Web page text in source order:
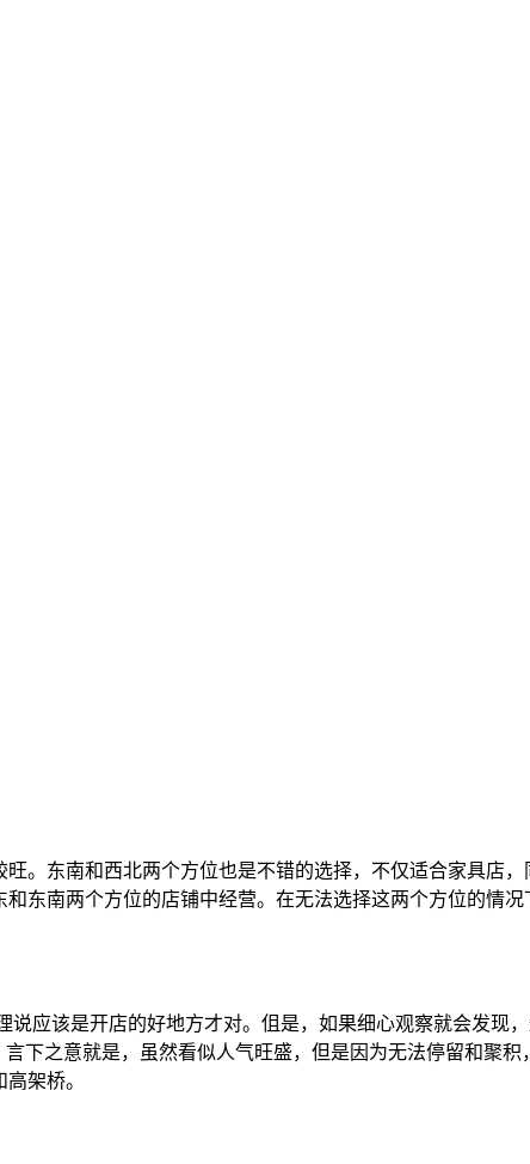
。东南和西北两个方位也是不错的选择，不仅适合家具店
东南两个方位的店铺中经营。在无法选择这两个方位的情
应该是开店的好地方才对。伹是，如果细心观察就会发现
下之意就是，虽然看似人气旺盛，但是因为无法停留和聚
架桥。